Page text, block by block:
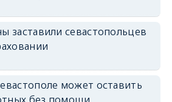
заставили севастопольцев
может оставить